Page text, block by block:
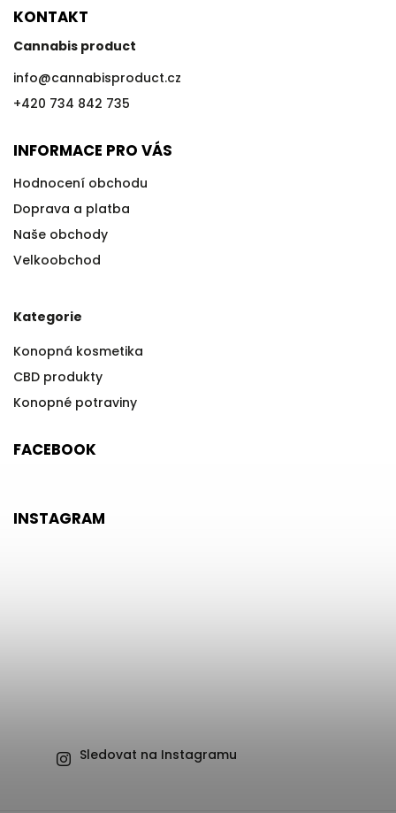
KONTAKT
Cannabis product
info@cannabisproduct.cz
+420 734 842 735
INFORMACE PRO VÁS
Hodnocení obchodu
Doprava a platba
Naše obchody
Velkoobchod
Kategorie
Konopná kosmetika
CBD produkty
Konopné potraviny
FACEBOOK
INSTAGRAM
Sledovat na Instagramu